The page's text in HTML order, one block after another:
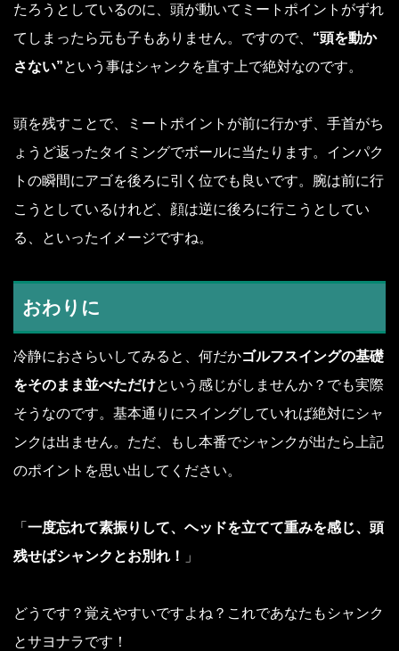
たろうとしているのに、頭が動いてミートポイントがずれ
てしまったら元も子もありません。ですので、 “頭を動か
さない”という事はシャンクを直す上で絶対なのです。
頭を残すことで、ミートポイントが前に行かず、手首がち
ょうど返ったタイミングでボールに当たります。インパク
トの瞬間にアゴを後ろに引く位でも良いです。腕は前に行
こうとしているけれど、顔は逆に後ろに行こうとしてい
る、といったイメージですね。
おわりに
冷静におさらいしてみると、何だかゴルフスイングの基礎
をそのまま並べただけという感じがしませんか？でも実際
そうなのです。基本通りにスイングしていれば絶対にシャ
ンクは出ません。ただ、もし本番でシャンクが出たら上記
のポイントを思い出してください。
「 一度忘れて素振りして、ヘッドを立てて重みを感じ、頭
残せばシャンクとお別れ！
」
どうです？覚えやすいですよね？これであなたもシャンク
とサヨナラです！